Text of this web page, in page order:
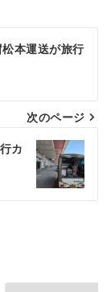
本運送が旅行
次のページ
カ